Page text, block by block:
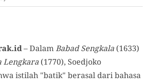
– DalamBabad Sengkala (1633)
Lengkara (1770), Soedjoko
istilah "batik" berasal dari bahasa